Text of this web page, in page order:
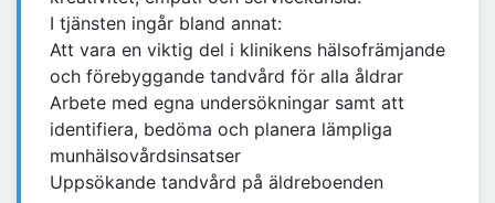
I tjänsten ingår bland annat:
Att vara en viktig del i klinikens hälsofrämjande
och förebyggande tandvård för alla åldrar
Arbete med egna undersökningar samt att
identifiera, bedöma och planera lämpliga
munhälsovårdsinsatser
Uppsökande tandvård på äldreboenden